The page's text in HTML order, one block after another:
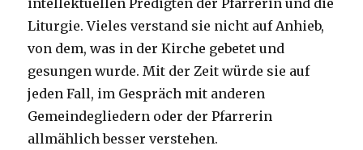
intellektuellen Predigten der Pfarrerin und die
Liturgie. Vieles verstand sie nicht auf Anhieb,
von dem, was in der Kirche gebetet und
gesungen wurde. Mit der Zeit würde sie auf
jeden Fall, im Gespräch mit anderen
Gemeindegliedern oder der Pfarrerin
allmählich besser verstehen.